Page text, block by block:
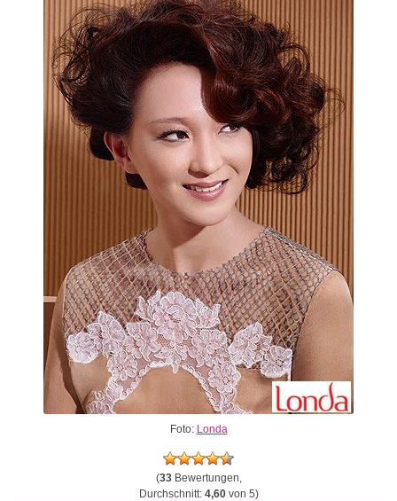
Foto: Londa
(33Bewertungen,
Durchschnitt: 4,60von 5)